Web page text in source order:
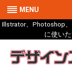
MENU
Illstrator、Photoshop
に使い